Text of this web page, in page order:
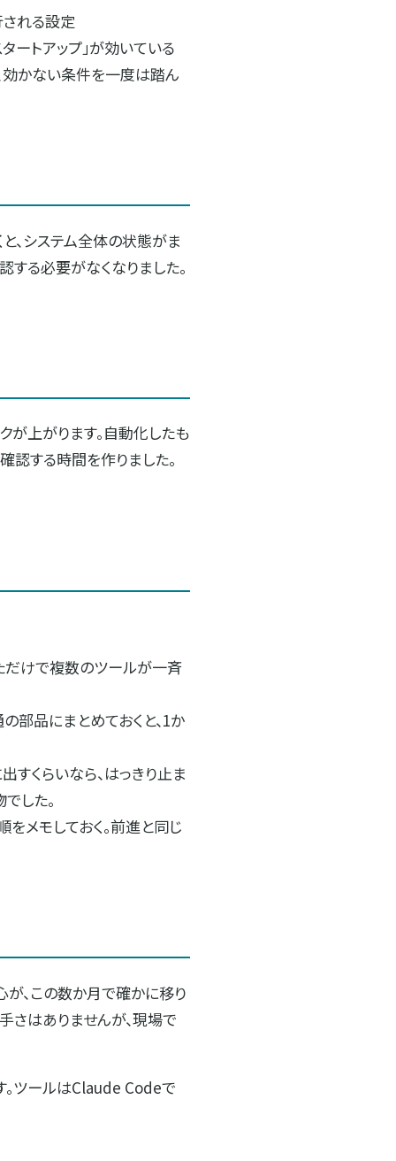
される設定
ートアップ」が効いている
効かない条件を一度は踏ん
、システム全体の状態がま
する必要がなくなりました。
が上がります。自動化したも
認する時間を作りました。
だけで複数のツールが一斉
部品にまとめておくと、1か
すくらいなら、はっきり止ま
した。
をメモしておく。前進と同じ
、この数か月で確かに移り
さはありませんが、現場で
。ツールはClaude Codeで